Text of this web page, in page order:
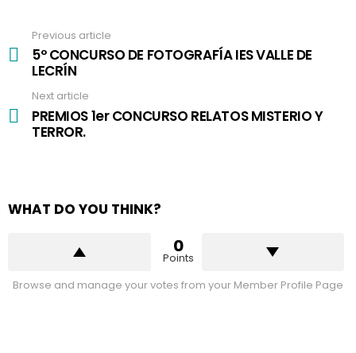
more
Previous article
5º CONCURSO DE FOTOGRAFÍA IES VALLE DE
LECRÍN
Next article
PREMIOS 1er CONCURSO RELATOS MISTERIO Y
TERROR.
WHAT DO YOU THINK?
0
Points
Browse and manage your votes from your Member Profile Page